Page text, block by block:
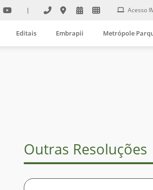
| Acesso
Editais Embrapii Metrópole
Outras Resoluções